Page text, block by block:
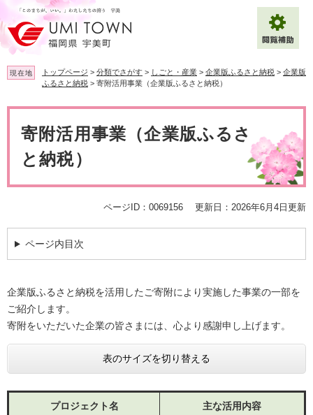
ー
ジ
の
先
頭
す
ニ
ュ
ー
を
飛
し
文字サイズ 標準 拡大
背景色変更 白 黒 青
Multilingual（English・中文・한글）
現在地 トップページ > 分類でさがす > しごと・産業 > 企業版ふるさと納税 > 企業版
ふるさと納税 > 寄附活用事業（企業版ふるさと納税）
寄附活用事業（企業版ふるさ
と納税）
ページID：0069156 更新日：2026年6月4日更新
ページ内目次
企業版ふるさと納税を活用したご寄附により実施した事業の一部を
ご紹介します。
寄附をいただいた企業の皆さまには、心より感謝申し上げます。
表のサイズを切り替える
プロジェクト名 主な活用内容